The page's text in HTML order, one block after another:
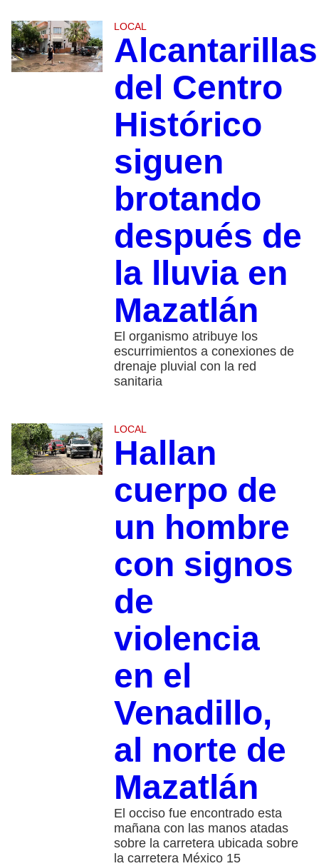
LOCAL
Alcantarillas
del Centro
Histórico
siguen
brotando
después de
la lluvia en
Mazatlán
El organismo atribuye los
escurrimientos a conexiones de
drenaje pluvial con la red
sanitaria
LOCAL
Hallan
cuerpo de
un hombre
con signos
de
violencia
en el
Venadillo,
al norte de
Mazatlán
El occiso fue encontrado esta
mañana con las manos atadas
sobre la carretera ubicada sobre
la carretera México 15